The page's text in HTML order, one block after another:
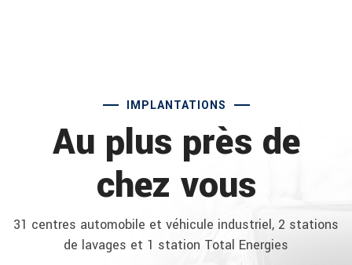
IMPLANTATIONS
Au plus près de
chez vous
31 centres automobile et véhicule industriel, 2 stations
de lavages et 1 station Total Energies